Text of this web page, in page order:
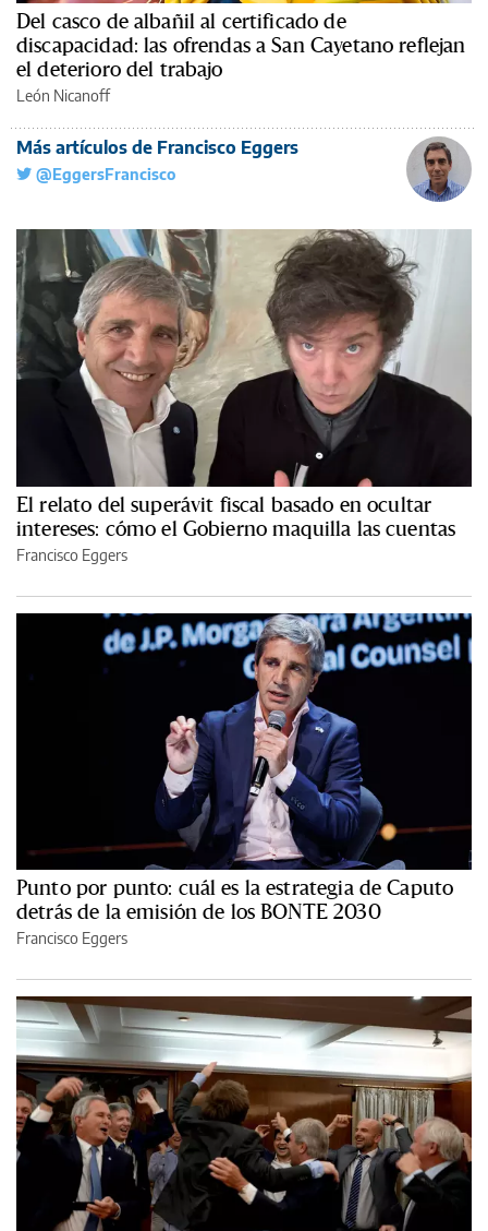
Del casco de albañil al certificado de
discapacidad: las ofrendas a San Cayetano reflejan
el deterioro del trabajo
León Nicanoff
Más artículos de Francisco Eggers
@EggersFrancisco
El relato del superávit fiscal basado en ocultar
intereses: cómo el Gobierno maquilla las cuentas
Francisco Eggers
Punto por punto: cuál es la estrategia de Caputo
detrás de la emisión de los BONTE 2030
Francisco Eggers